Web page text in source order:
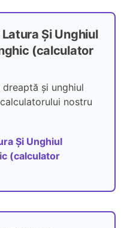
Și Unghiul
(calculator
și unghiul
nostru
Și Unghiul
(calculator